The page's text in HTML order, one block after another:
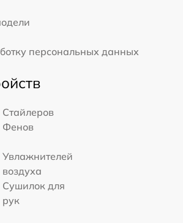
персональных данных
Стайлеров
Фенов
Увлажнителей
воздуха
Сушилок для
рук